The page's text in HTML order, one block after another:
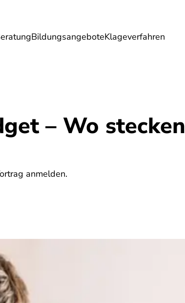
BildungsangeboteKlageverfahren
Energie Reise Verträge
– Wo stecken
anmelden.